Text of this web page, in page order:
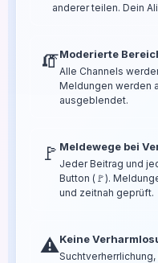
anderer teilen. Dein
🧯Moderierte
Alle Channels
Meldungen werden
ausgeblendet.
🚩 Meldewege bei
Jeder Beitrag und
Button (🚩).
und zeitnah geprüft.
⚠️Keine